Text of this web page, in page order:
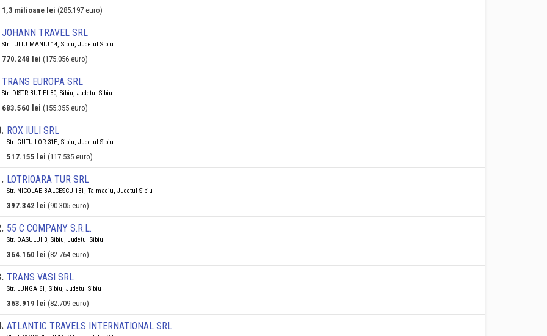
1,3 milioane lei (285.197 euro)
JOHANN TRAVEL SRL
Str. IULIU MANIU 14, Sibiu, Judetul Sibiu
770.248 lei (175.056 euro)
TRANS EUROPA SRL
Str. DISTRIBUTIEI 30, Sibiu, Judetul Sibiu
683.560 lei (155.355 euro)
. ROX IULI SRL
Str. GUTUILOR 31E, Sibiu, Judetul Sibiu
517.155 lei (117.535 euro)
. LOTRIOARA TUR SRL
Str. NICOLAE BALCESCU 131, Talmaciu, Judetul Sibiu
397.342 lei (90.305 euro)
. 55 C COMPANY S.R.L.
Str. OASULUI 3, Sibiu, Judetul Sibiu
364.160 lei (82.764 euro)
. TRANS VASI SRL
Str. LUNGA 61, Sibiu, Judetul Sibiu
363.919 lei (82.709 euro)
. ATLANTIC TRAVELS INTERNATIONAL SRL